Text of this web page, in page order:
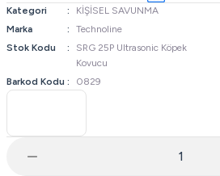
Kategori
KİŞİSEL SAVUNMA
Marka
Technoline
Stok Kodu
SRG 25P Ultrasonic Köpek
Kovucu
Barkod Kodu
0829